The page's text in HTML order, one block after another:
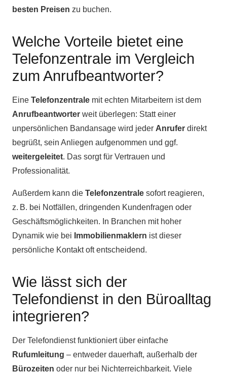
besten Preisen zu buchen.
Welche Vorteile bietet eine
Telefonzentrale im Vergleich
zum Anrufbeantworter?
Eine Telefonzentrale mit echten Mitarbeitern ist dem
Anrufbeantworter weit überlegen: Statt einer
unpersönlichen Bandansage wird jeder Anrufer direkt
begrüßt, sein Anliegen aufgenommen und ggf.
weitergeleitet. Das sorgt für Vertrauen und
Professionalität.
Außerdem kann die Telefonzentrale sofort reagieren,
z. B. bei Notfällen, dringenden Kundenfragen oder
Geschäftsmöglichkeiten. In Branchen mit hoher
Dynamik wie bei Immobilienmaklern ist dieser
persönliche Kontakt oft entscheidend.
Wie lässt sich der
Telefondienst in den Büroalltag
integrieren?
Der Telefondienst funktioniert über einfache
Rufumleitung – entweder dauerhaft, außerhalb der
Bürozeiten oder nur bei Nichterreichbarkeit. Viele